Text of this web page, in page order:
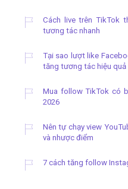
Cách live trên TikTok
tương tác nhanh
Tại sao lượt like
tăng tương tác hiệu quả
Mua follow TikTok có
2026
Nên tự chạy view
và nhược điểm
7 cách tăng follow